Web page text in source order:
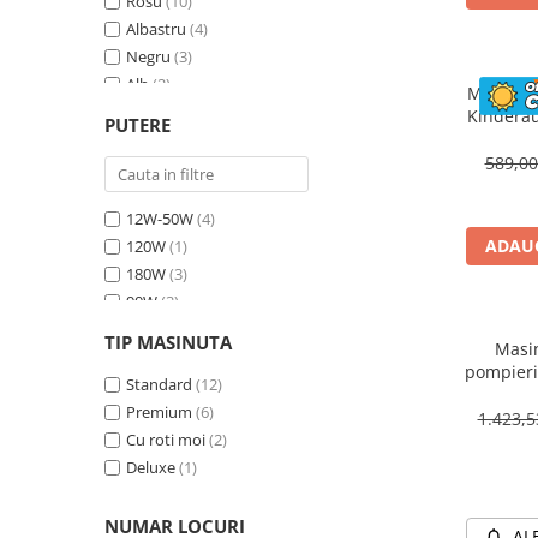
Albastru (4)
Negru (3)
Alb (2)
Galben
PUTERE
12W-50W(4)
120W(1)
180W(3)
90W (3)
30W (1)
60W(2)
TIP MASINUTA
Standard (12)
Premium (6)
Cu roti moi(2)
Deluxe(1)
NUMAR LOCURI